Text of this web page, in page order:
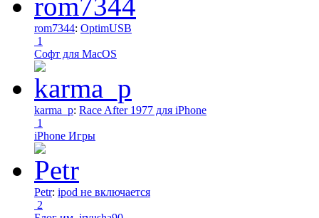
rom7344: OptimUSB
1
Софт для MacOS
karma_p: Race After 1977 для iPhone
1
iPhone Игры
Petr: ipod не включается
2